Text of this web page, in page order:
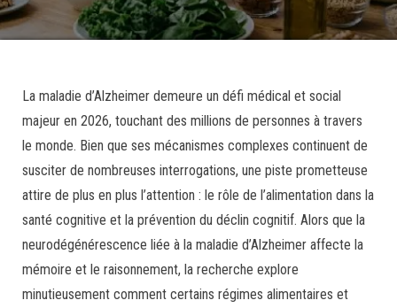
La maladie d’Alzheimer demeure un défi médical et social
majeur en 2026, touchant des millions de personnes à travers
le monde. Bien que ses mécanismes complexes continuent de
susciter de nombreuses interrogations, une piste prometteuse
attire de plus en plus l’attention : le rôle de l’alimentation dans la
santé cognitive et la prévention du déclin cognitif. Alors que la
neurodégénérescence liée à la maladie d’Alzheimer affecte la
mémoire et le raisonnement, la recherche explore
minutieusement comment certains régimes alimentaires et